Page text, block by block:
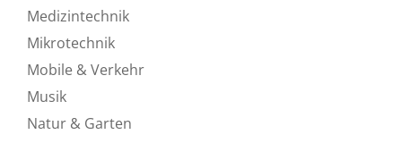
Medizintechnik
Mikrotechnik
Mobile & Verkehr
Musik
Natur & Garten